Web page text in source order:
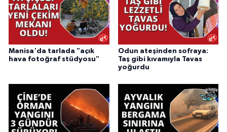
Manisa'da tarlada "açık
hava fotoğraf stüdyosu"
Odun ateşinden sofraya:
Taş gibi kıvamıyla Tavas
yoğurdu